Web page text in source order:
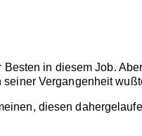
in diesem Job.
Vergangenheit
diesen